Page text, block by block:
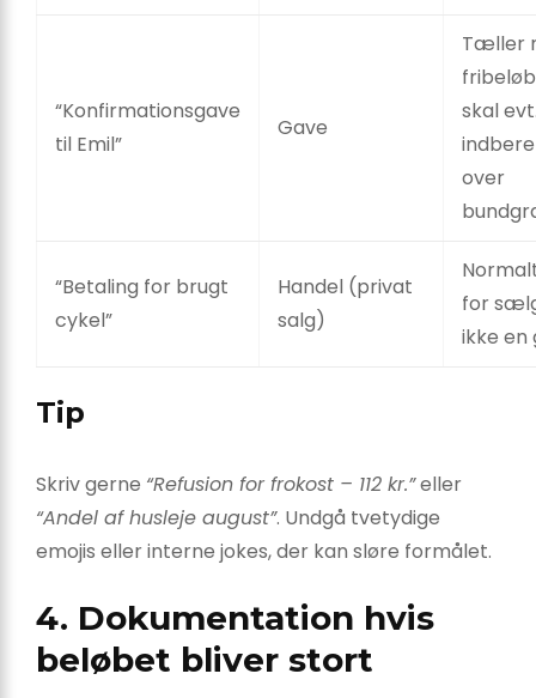
“Konfirmationsgave
til Emil”
Gave
Tæller
skal
over
“Betaling for brugt
cykel”
Handel (privat
salg)
for
ikke en
Tip
Skriv gerne “Refusion for frokost – 112 kr.”eller
“Andel af husleje august”. Undgå tvetydige
emojis eller interne jokes, der kan sløre formålet.
4. Dokumentation hvis
beløbet bliver stort